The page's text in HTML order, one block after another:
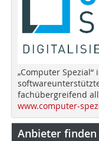
„Computer
fachübergreifend
www.computer-
Anbieter finden